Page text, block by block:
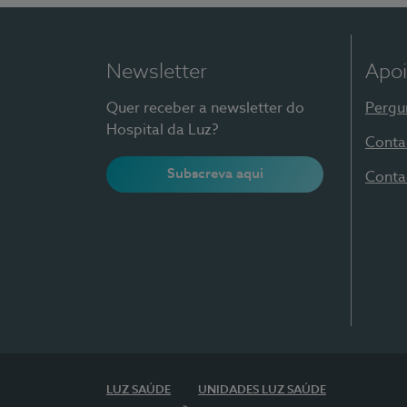
Newsletter
Quer receber a newsletter do
Hospital da Luz?
Subscreva aqui
LUZ SAÚDE UNIDADES LUZ SAÚDE